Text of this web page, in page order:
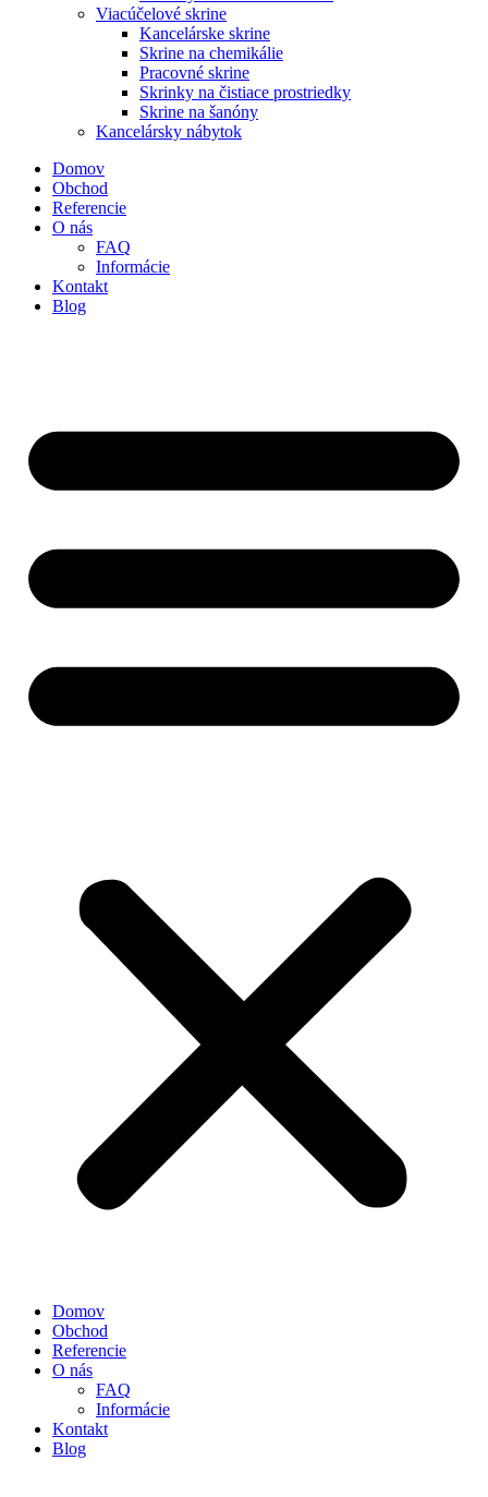
Viacúčelové skrine
Kancelárske skrine
Skrine na chemikálie
Pracovné skrine
Skrinky na čistiace prostriedky
Skrine na šanóny
Kancelársky nábytok
Domov
Obchod
Referencie
O nás
FAQ
Informácie
Kontakt
Blog
Domov
Obchod
Referencie
O nás
FAQ
Informácie
Kontakt
Blog